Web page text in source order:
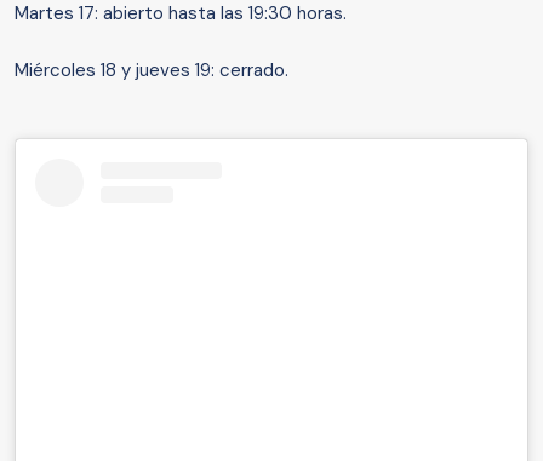
Martes 17: abierto hasta las 19:30 horas.
Miércoles 18 y jueves 19: cerrado.